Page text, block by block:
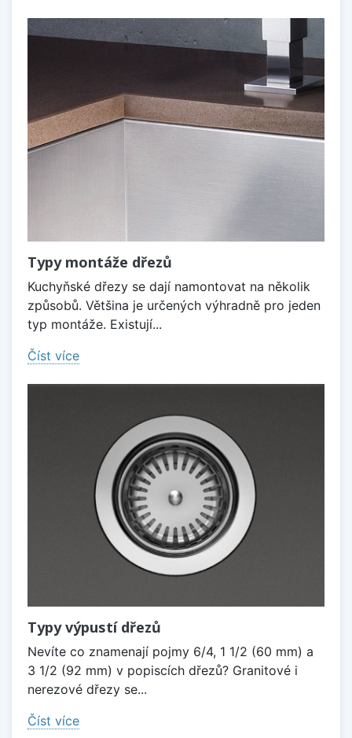
Typy montáže dřezů
Kuchyňské dřezy se dají namontovat na několik
způsobů. Většina je určených výhradně pro jeden
typ montáže. Existují...
Číst více
Typy výpustí dřezů
Nevíte co znamenají pojmy 6/4, 1 1/2 (60 mm) a
3 1/2 (92 mm) v popiscích dřezů? Granitové i
nerezové dřezy se...
Číst více